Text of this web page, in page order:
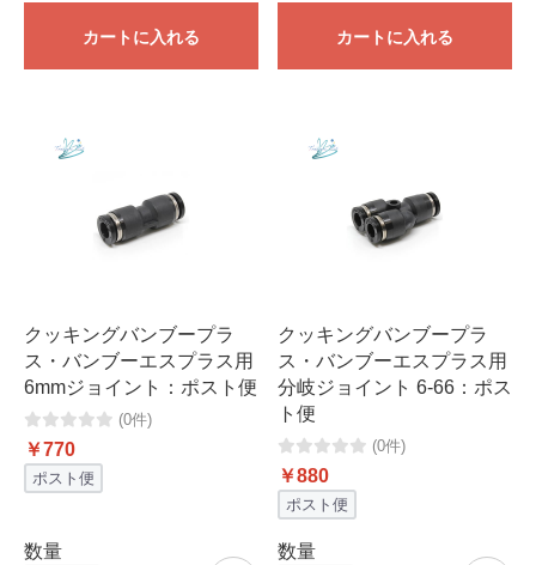
カートに入れる カートに入れる
クッキングバンブープラ
ス・バンブーエスプラス用
6mmジョイント：ポスト便
(0件)
￥770
ポスト便
数量
クッキングバンブープラ
ス・バンブーエスプラス用
分岐ジョイント 6-66：ポス
ト便
(0件)
￥880
ポスト便
数量